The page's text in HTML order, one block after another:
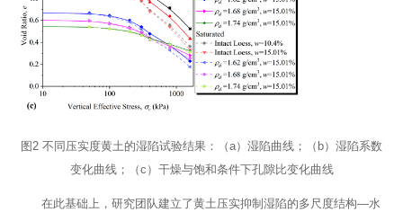
图2 不同压实度黄土的湿陷试验结果：（a）湿陷曲线；（b）湿陷系数
变化曲线；（c）干燥与饱和条件下孔隙比变化曲线
在此基础上，研究团队建立了黄土压实抑制湿陷的多尺度结构—水